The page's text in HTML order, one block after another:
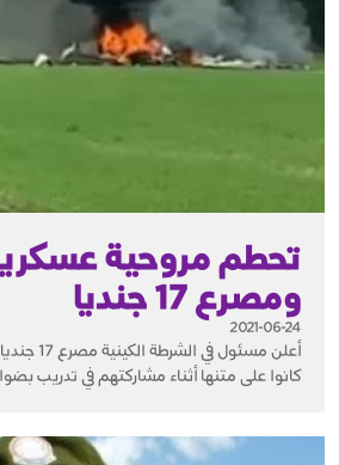
تحطم مروحية
ومصرع 17 جنديا
2021-06-24
أعلن مسئول
كانوا على متنها أثناء مشاركتهم في تدريب